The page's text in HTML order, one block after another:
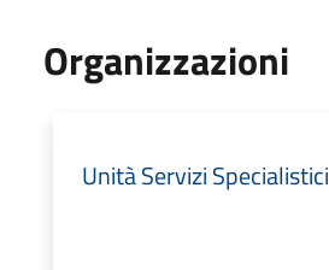
Organizzazioni
Unità Servizi Specialistici